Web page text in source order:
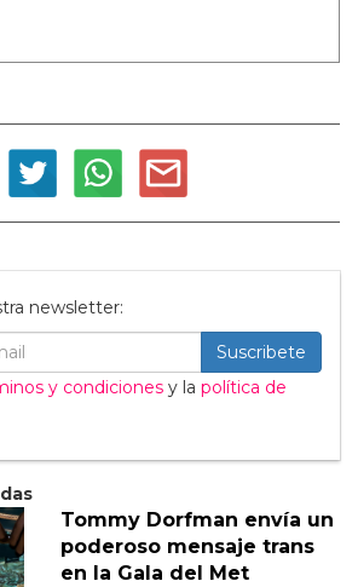
newsletter:
Suscribete
y condiciones y la política de
Tommy Dorfman envía un
poderoso mensaje trans
en la Gala del Met